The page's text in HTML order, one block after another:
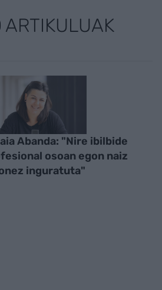
ARTIKULUAK
Abanda: "Nire ibilbide
osoan egon naiz
inguratuta"